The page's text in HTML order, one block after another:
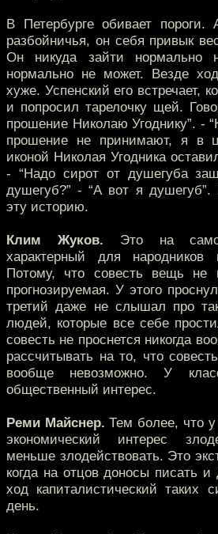
В Петербурге обивает
разбойничья, он себя привык
Он никуда зайти нормально
нормально не может. Везде
хуже. Успенский его встречает,
и попросил тарелочку щей.
прошение Николаю Угоднику”. -
прошение не принимают, я в
иконой Николая Угодника
- “Надо сирот от душегуба
душегуб?” - “А вот я душегуб”.
эту историю.
Клим Жуков. Это на
характерный для народников
Потому, что совесть вещь не
прогнозируемая. У этого
третий даже не слышал про
людей, которые все себе
совесть не проснется никогда
рассчитывать на то, что
вообще невозможно. У
общественный интерес.
Реми Майснер. Тем более, что у
экономический интерес
меньше злодействовать. Это
когда на отцов доносы писать
ход капиталистический таких
день.